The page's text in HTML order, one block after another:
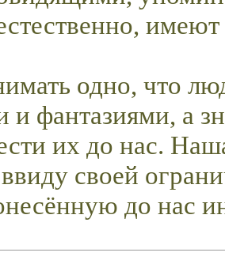
одно, что
и фантазиями, а
их до нас.
своей
до нас